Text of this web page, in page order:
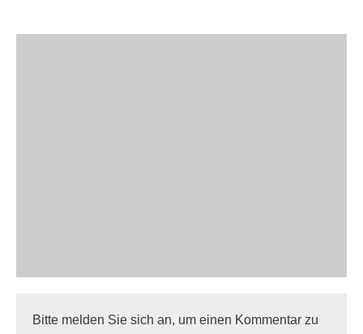
Bitte melden Sie sich an, um einen Kommentar zu